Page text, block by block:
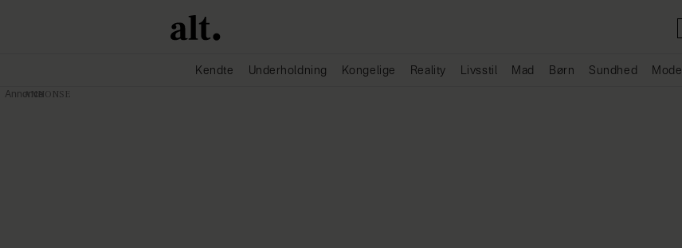
Kendte Underholdning Kongelige Reality Livsstil Mad Børn Sundhed Mode
Annonce